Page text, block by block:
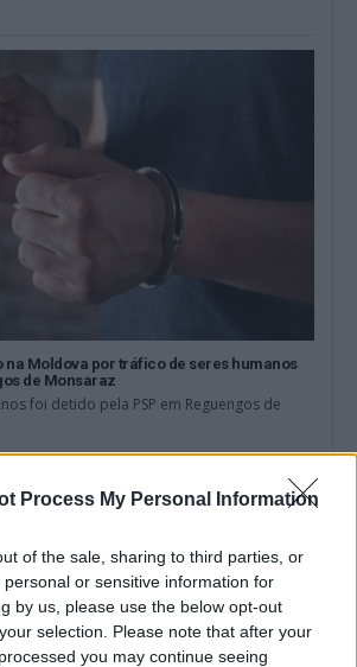
Process My Personal Information
of the sale, sharing to third parties, or
or sensitive information for
by us, please use the below opt-out
selection. Please note that after your
you may continue seeing
Moldova por tráfico de seres humanos
de Monsaraz
foi detido pela PSP em Reguengos de